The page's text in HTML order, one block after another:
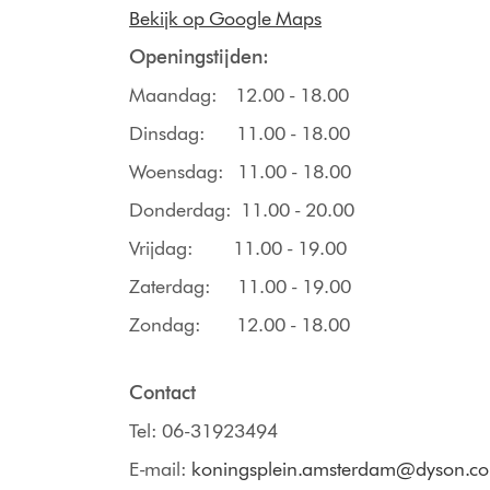
Bekijk op Google Maps
Openingstijden:
Maandag: 12.00 - 18.00
Dinsdag: 11.00 - 18.00
Woensdag: 11.00 - 18.00
Donderdag: 11.00 - 20.00
Vrijdag: 11.00 - 19.00
Zaterdag: 11.00 - 19.00
Zondag: 12.00 - 18.00
Contact
Tel: 06-31923494
E-mail: